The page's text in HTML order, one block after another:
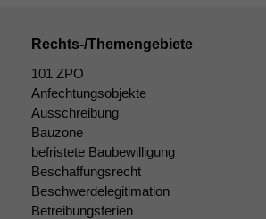
Rechts-/Themengebiete
101 ZPO
Anfechtungsobjekte
Ausschreibung
Bauzone
befristete Baubewilligung
Beschaffungsrecht
Beschwerdelegitimation
Betreibungsferien